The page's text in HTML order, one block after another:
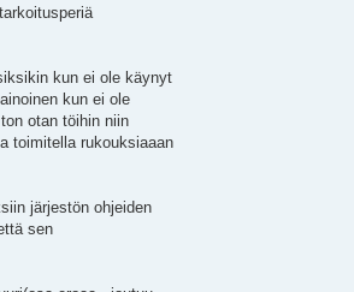
kun ei ole käynyt
kun ei ole
otan töihin niin
toimitella rukouksiaaan
järjestön ohjeiden
sen